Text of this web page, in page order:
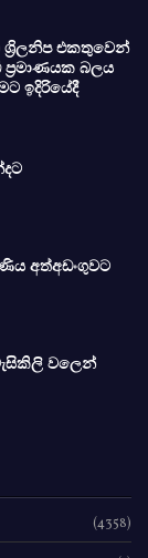
ශ්‍රිලනිප එකතුවෙන්
ප්‍රමාණයක බලය
ඉදිරියේදී
අත්අඩංගුවට
වලෙන්
(4358)